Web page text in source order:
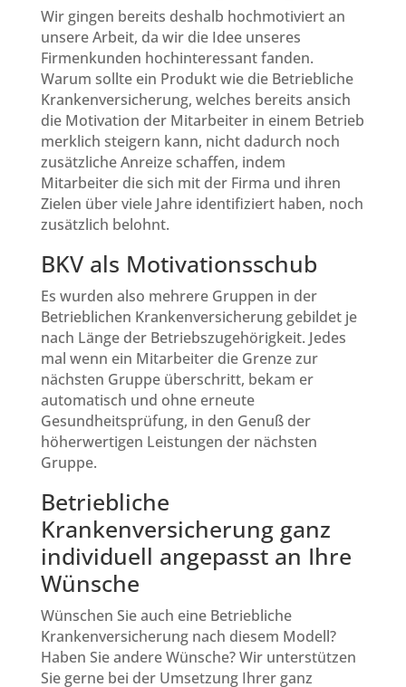
Wir gingen bereits deshalb hochmotiviert an
unsere Arbeit, da wir die Idee unseres
Firmenkunden hochinteressant fanden.
Warum sollte ein Produkt wie die Betriebliche
Krankenversicherung, welches bereits ansich
die Motivation der Mitarbeiter in einem Betrieb
merklich steigern kann, nicht dadurch noch
zusätzliche Anreize schaffen, indem
Mitarbeiter die sich mit der Firma und ihren
Zielen über viele Jahre identifiziert haben, noch
zusätzlich belohnt.
BKV als Motivationsschub
Es wurden also mehrere Gruppen in der
Betrieblichen Krankenversicherung gebildet je
nach Länge der Betriebszugehörigkeit. Jedes
mal wenn ein Mitarbeiter die Grenze zur
nächsten Gruppe überschritt, bekam er
automatisch und ohne erneute
Gesundheitsprüfung, in den Genuß der
höherwertigen Leistungen der nächsten
Gruppe.
Betriebliche
Krankenversicherung ganz
individuell angepasst an Ihre
Wünsche
Wünschen Sie auch eine Betriebliche
Krankenversicherung nach diesem Modell?
Haben Sie andere Wünsche? Wir unterstützen
Sie gerne bei der Umsetzung Ihrer ganz